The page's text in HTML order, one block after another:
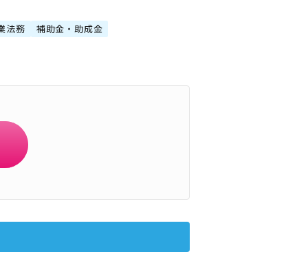
法務 補助金・助成金